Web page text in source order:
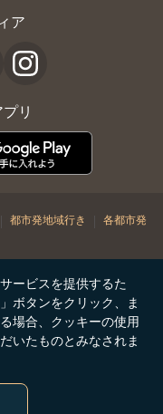
ービスを提供するた
ボタンをクリック、ま
場合、クッキーの使用
いたものとみなされま
ア
リ
| 都市発地域行き | 各都市発